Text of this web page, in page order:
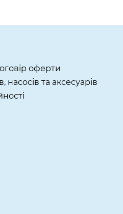
оферти
насосів та аксесуарів